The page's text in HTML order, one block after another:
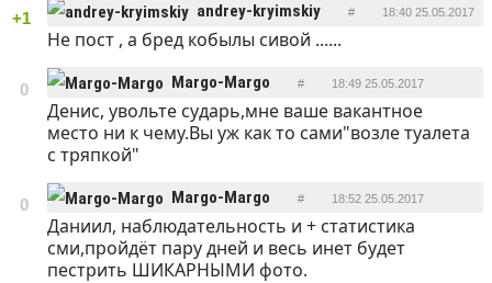
+1 andrey-kryimskiy # 18:40 25.05.2017
Не пост , а бред кобылы сивой ......
0 Margo-Margo # 18:49 25.05.2017
ОТВЕТИТЬ
Денис, увольте сударь,мне ваше вакантное
место ни к чему.Вы уж как то сами"возле туалета
с тряпкой"
0 Margo-Margo # 18:52 25.05.2017
ОТВЕТИТЬ
Даниил, наблюдательность и + статистика
сми,пройдёт пару дней и весь инет будет
пестрить ШИКАРНЫМИ фото.